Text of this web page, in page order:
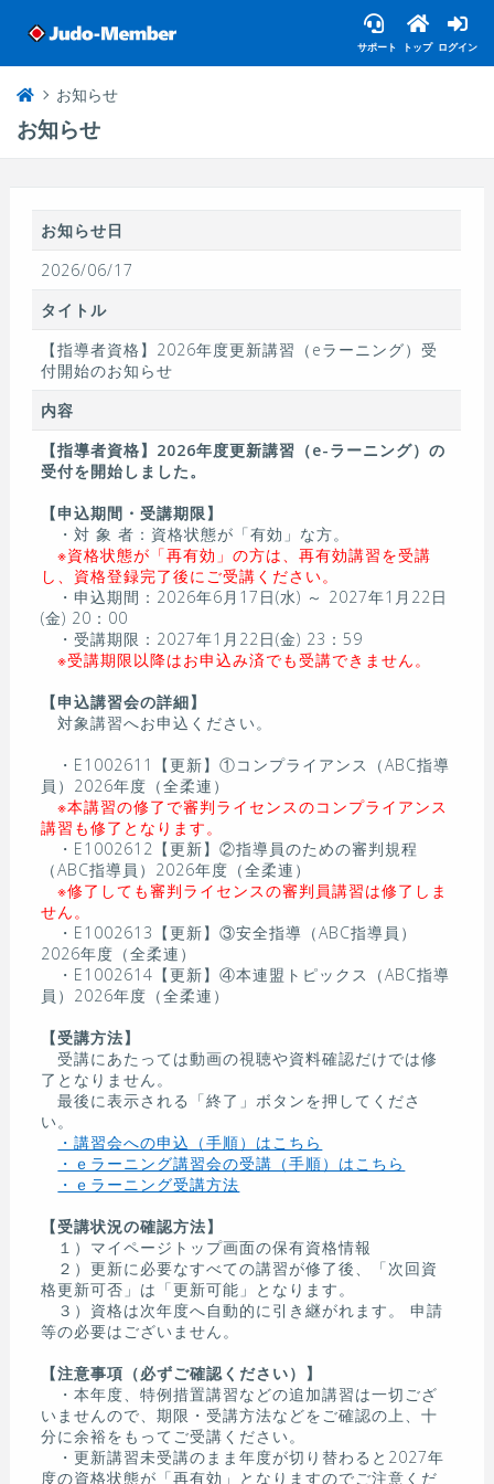
サポート トップ ログイン
お知らせ
お知らせ
お知らせ日
2026/06/17
タイトル
【指導者資格】2026年度更新講習（eラーニング）受
付開始のお知らせ
内容
【指導者資格】2026年度更新講習（e-ラーニング）の
受付を開始しました。
【申込期間・受講期限】
・対 象 者：資格状態が「有効」な方。
※資格状態が「再有効」の方は、再有効講習を受講
し、資格登録完了後にご受講ください。
・申込期間：2026年6月17日(水) ～ 2027年1月22日
(金) 20：00
・受講期限：2027年1月22日(金) 23：59
※受講期限以降はお申込み済でも受講できません。
【申込講習会の詳細】
対象講習へお申込ください。
・E1002611【更新】①コンプライアンス（ABC指導
員）2026年度（全柔連）
※本講習の修了で審判ライセンスのコンプライアンス
講習も修了となります。
・E1002612【更新】②指導員のための審判規程
（ABC指導員）2026年度（全柔連）
※修了しても審判ライセンスの審判員講習は修了しま
せん。
・E1002613【更新】③安全指導（ABC指導員）
2026年度（全柔連）
・E1002614【更新】④本連盟トピックス（ABC指導
員）2026年度（全柔連）
【受講方法】
受講にあたっては動画の視聴や資料確認だけでは修
了となりません。
最後に表示される「終了」ボタンを押してくださ
い。
・講習会への申込（手順）はこちら
・ｅラーニング講習会の受講（手順）はこちら
・ｅラーニング受講方法
【受講状況の確認方法】
１）マイページトップ画面の保有資格情報
２）更新に必要なすべての講習が修了後、「次回資
格更新可否」は「更新可能」となります。
３）資格は次年度へ自動的に引き継がれます。 申請
等の必要はございません。
【注意事項（必ずご確認ください）】
・本年度、特例措置講習などの追加講習は一切ござ
いませんので、期限・受講方法などをご確認の上、十
分に余裕をもってご受講ください。
・更新講習未受講のまま年度が切り替わると2027年
度の資格状態が「再有効」となりますのでご注意くだ